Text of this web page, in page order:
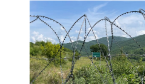
article
"16
år
siden
Georgia-
krigen"